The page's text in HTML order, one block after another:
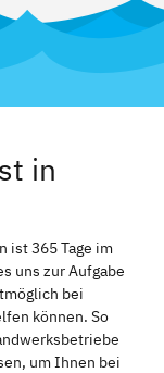
in
ist 365 Tage im
uns zur Aufgabe
bei
können. So
um Ihnen bei